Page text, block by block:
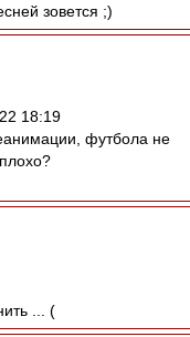
зовется ;)
18:19
футбола не
... (